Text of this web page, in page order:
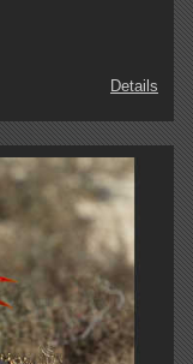
Details